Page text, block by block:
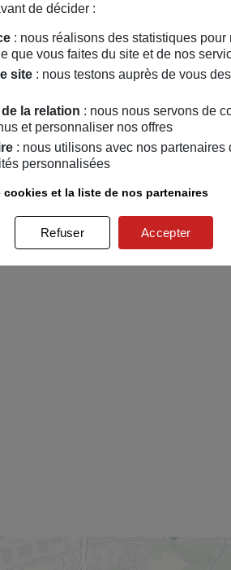
de décider :
: nous réalisons des statistiques pour
que vous faites du site et de nos
site : nous testons auprès de vous
la relation : nous nous servons de
et personnaliser nos offres
: nous utilisons avec nos partenaires
personnalisées
et la liste de nos partenaires
Refuser Accepter